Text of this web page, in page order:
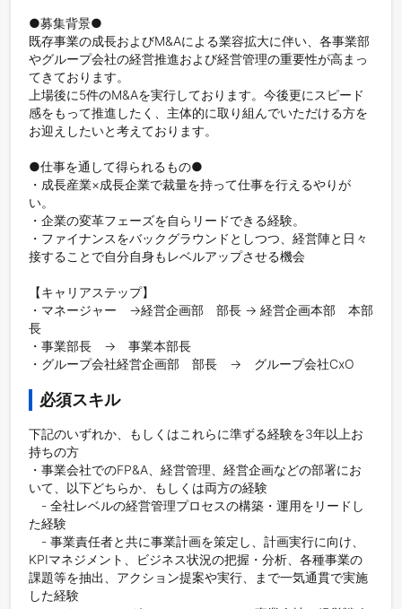
●募集背景●
既存事業の成長およびM&Aによる業容拡大に伴い、各事業部
やグループ会社の経営推進および経営管理の重要性が高まっ
てきております。
上場後に5件のM&Aを実行しております。今後更にスピード
感をもって推進したく、主体的に取り組んでいただける方を
お迎えしたいと考えております。
●仕事を通して得られるもの●
・成長産業×成長企業で裁量を持って仕事を行えるやりが
い。
・企業の変革フェーズを自らリードできる経験。
・ファイナンスをバックグラウンドとしつつ、経営陣と日々
接することで自分自身もレベルアップさせる機会
【キャリアステップ】
・マネージャー　→経営企画部　部長 → 経営企画本部　本部
長
・事業部長　→　事業本部長
必須スキル
下記のいずれか、もしくはこれらに準ずる経験を3年以上お
持ちの方
・事業会社でのFP&A、経営管理、経営企画などの部署にお
いて、以下どちらか、もしくは両方の経験
- 全社レベルの経営管理プロセスの構築・運用をリードし
た経験
- 事業責任者と共に事業計画を策定し、計画実行に向け、
KPIマネジメント、ビジネス状況の把握・分析、各種事業の
課題等を抽出、アクション提案や実行、まで一気通貫で実施
した経験